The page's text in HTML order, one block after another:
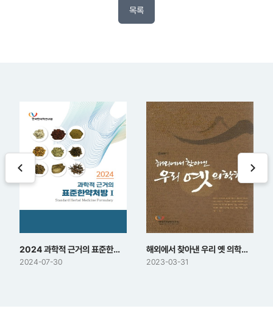
목록
라
라
2024 과학적 근거의 표준한약처방Ⅰ·Ⅱ
2024-07-30
해외에서 찾아낸 우리 옛 의학책(증보판)
2023-03-31